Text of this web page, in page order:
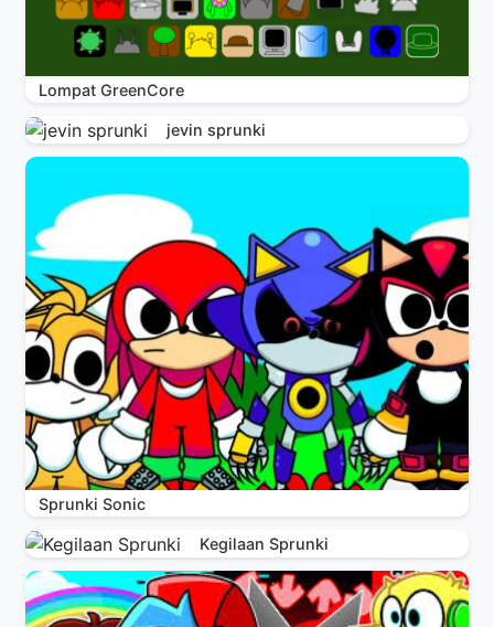
Lompat GreenCore
jevin sprunki
Sprunki Sonic
Kegilaan Sprunki